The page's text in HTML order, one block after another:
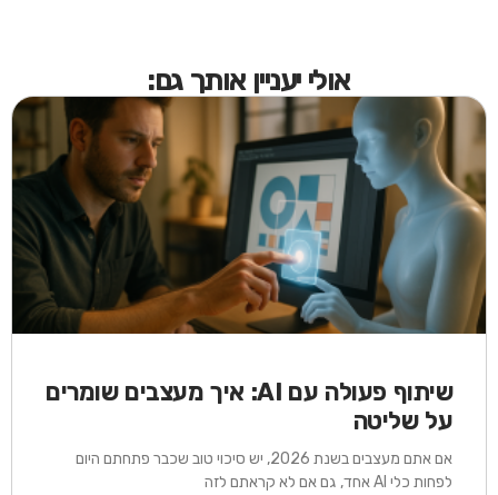
אולי יעניין אותך גם:
שיתוף פעולה עם AI: איך מעצבים שומרים
על שליטה
אם אתם מעצבים בשנת 2026, יש סיכוי טוב שכבר פתחתם היום
לפחות כלי AI אחד, גם אם לא קראתם לזה